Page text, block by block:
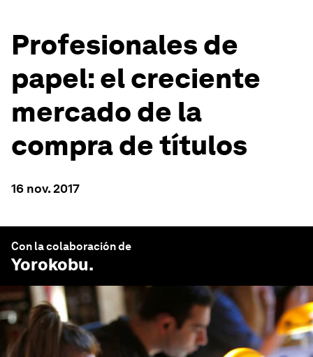
Profesionales de
papel: el creciente
mercado de la
compra de títulos
16 nov. 2017
Con la colaboración de
Yorokobu.